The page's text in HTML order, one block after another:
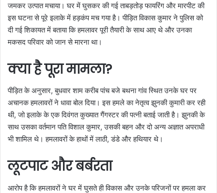
i
l
जमकर उत्पात मचाया। घर में घुसकर की गई ताबड़तोड़ फायरिंग और मारपीट की
इस घटना से पूरे इलाके में हड़कंप मच गया है। पीड़ित विकास कुमार ने पुलिस को
दी गई शिकायत में बताया कि हमलावर पूरी तैयारी के साथ आए थे और उनका
मकसद परिवार को जान से मारना था।
क्या है पूरा मामला?
पीड़ित के अनुसार, बुधवार शाम करीब पांच बजे बथना गांव स्थित उनके घर पर
अचानक हमलावरों ने धावा बोल दिया। इस हमले का नेतृत्व झुनकी कुमारी कर रही
थी, जो इलाके के एक दिवंगत कुख्यात गैंगस्टर की पत्नी बताई जाती है। झुनकी के
साथ उसका वर्तमान पति विशाल कुमार, उसकी बहन और दो अन्य अज्ञात अपराधी
भी शामिल थे। हमलावरों के हाथों में लाठी, डंडे और हथियार थे।
लूटपाट और बर्बरता
आरोप है कि हमलावरों ने घर में घुसते ही विकास और उनके परिजनों पर हमला कर